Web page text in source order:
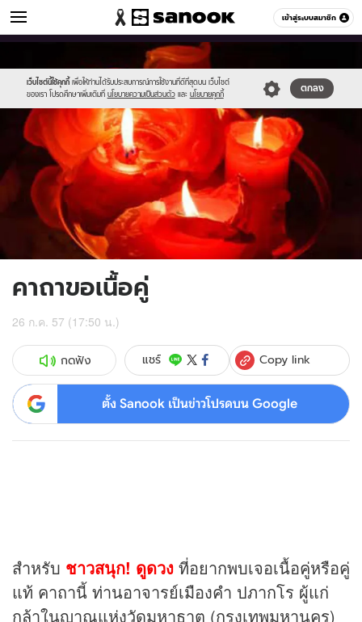
เข้าสู่ระบบสมาชิก
ดูดวง หมวดอื่นๆ
เว็บไซต์นี้ใช้คุกกี้ เพื่อให้ท่านได้รับประสบการณ์การใช้งานที่ดีที่สุดบน เว็บไซต์
ของเรา โปรดศึกษาเพิ่มเติมที่ นโยบายความเป็นส่วนตัว และ นโยบายคุกกี้
ตกลง
//s.isanook.com/sr/0/images/logo-
new-
sanook.png
//s.isanook.com/ho/0/ud/12/60225/b3.jpg
คาถาขอเนื้อคู่
26 ก.ค. 57 (17:50 น.)
กดฟัง แชร์ Copy link
ตั้ง Sanook เป็นข่าวโปรดบน Google
สำหรับ ชาวสนุก! ดูดวง ที่อยากพบเจอเนื้อคู่หรือคู่
แท้ คาถานี้ ท่านอาจารย์เมืองคำ ปภากโร ผู้แก่
กล้าในญาณแห่งวัดมหาธาตุ (กรุงเทพมหานคร)